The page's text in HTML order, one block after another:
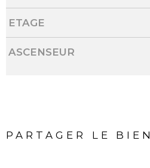
ETAGE
ASCENSEUR
PARTAGER LE BIEN